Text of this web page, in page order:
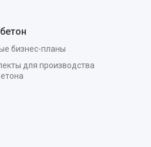
бизнес-планы
для производства